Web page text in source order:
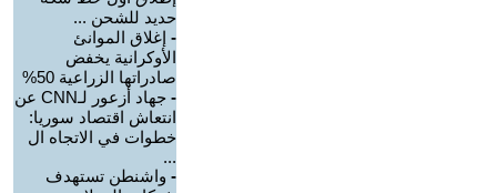
حديد للشحن ...
- إغلاق الموانئ
الأوكرانية يخفض
صادراتها الزراعية 50%
-
جهاد أزعور لـCNN عن
انتعاش اقتصاد سوريا:
خطوات في الاتجاه ال
...
- واشنطن تستهدف